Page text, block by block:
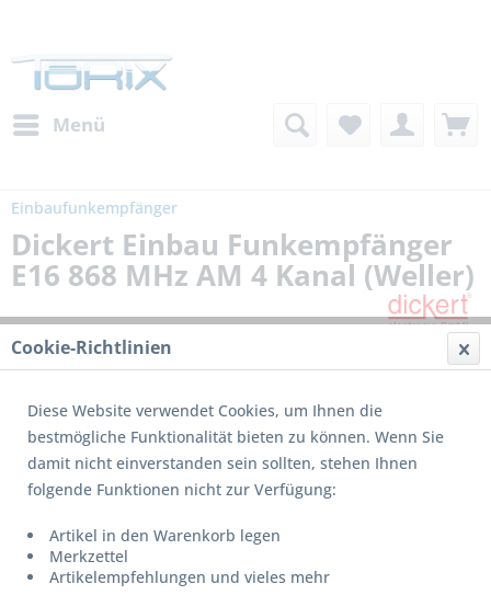
Menü
Einbaufunkempfänger
Dickert Einbau Funkempfänger
E16 868 MHz AM 4 Kanal (Weller)
Cookie-Richtlinien
Diese Website verwendet Cookies, um Ihnen die
bestmögliche Funktionalität bieten zu können. Wenn Sie
damit nicht einverstanden sein sollten, stehen Ihnen
folgende Funktionen nicht zur Verfügung:
Artikel in den Warenkorb legen
Merkzettel
Artikelempfehlungen und vieles mehr